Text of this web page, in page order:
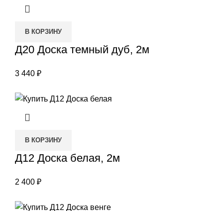
В КОРЗИНУ
Д20 Доска темный дуб, 2м
3 440 ₽
В КОРЗИНУ
Д12 Доска белая, 2м
2 400 ₽